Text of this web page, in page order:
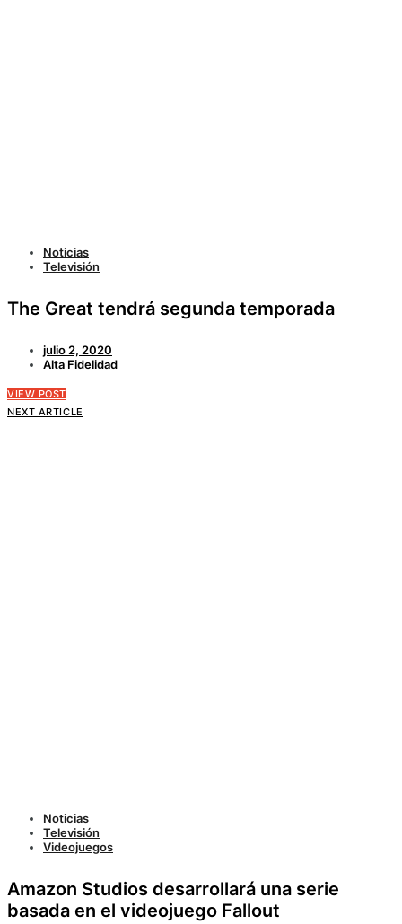
Noticias
Televisión
The Great tendrá segunda temporada
julio 2, 2020
Alta Fidelidad
VIEW POST
NEXT ARTICLE
Noticias
Televisión
Videojuegos
Amazon Studios desarrollará una serie
basada en el videojuego Fallout